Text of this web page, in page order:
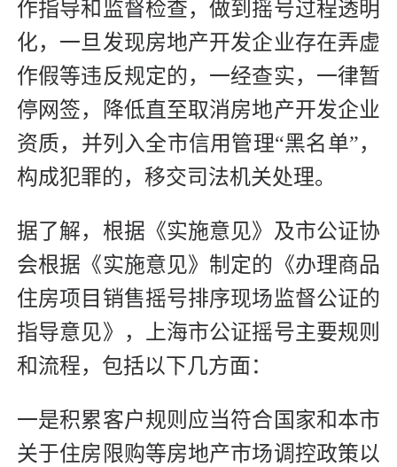
作指导和监督检查，做到摇号过程透明
化，一旦发现房地产开发企业存在弄虚
作假等违反规定的，一经查实，一律暂
停网签，降低直至取消房地产开发企业
资质，并列入全市信用管理“黑名单”，
构成犯罪的，移交司法机关处理。
据了解，根据《实施意见》及市公证协
会根据《实施意见》制定的《办理商品
住房项目销售摇号排序现场监督公证的
指导意见》，上海市公证摇号主要规则
和流程，包括以下几方面：
一是积累客户规则应当符合国家和本市
关于住房限购等房地产市场调控政策以